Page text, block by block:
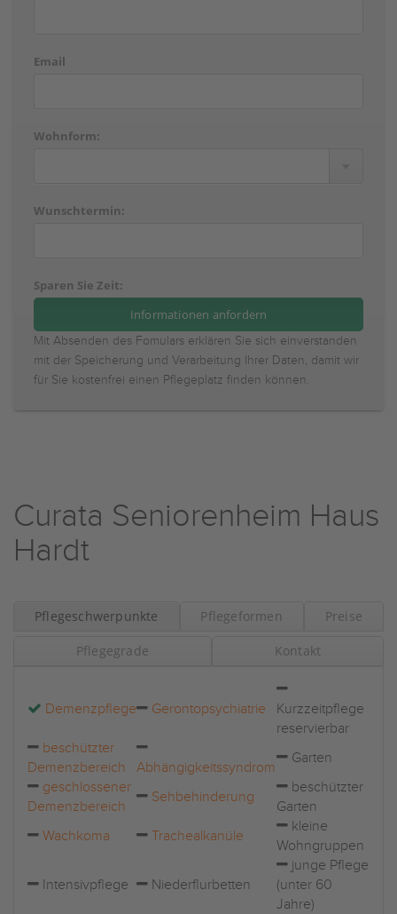
Email
Wohnform:
Wunschtermin:
Sparen Sie Zeit:
Mit Absenden des Fomulars erklären Sie sich einverstanden
mit der Speicherung und Verarbeitung Ihrer Daten, damit wir
für Sie kostenfrei einen Pflegeplatz finden können.
Curata Seniorenheim Haus
Hardt
Pflegeschwerpunkte Pflegeformen Preise
Pflegegrade Kontakt
Demenzpflege Gerontopsychiatrie
Kurzzeitpflege
reservierbar
beschützter
Demenzbereich
Abhängigkeitssyndrom
Garten
geschlossener
Demenzbereich
Sehbehinderung
beschützter
Garten
Wachkoma
Trachealkanüle
kleine
Wohngruppen
Intensivpflege Niederflurbetten
junge Pflege
(unter 60
Jahre)